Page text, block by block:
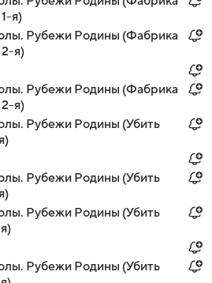
я)
Рубежи Родины (Фабрика
я)
Рубежи Родины (Фабрика
я)
Рубежи Родины (Убить
Рубежи Родины (Убить
Рубежи Родины (Убить
Рубежи Родины (Убить